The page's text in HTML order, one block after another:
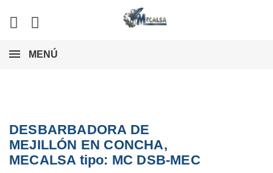
MENÚ
DESBARBADORA DE
MEJILLÓN EN CONCHA,
MECALSA tipo: MC DSB-MEC